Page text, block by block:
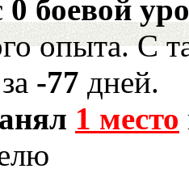
0 боевой
опыта. С
-77 дней.
1 место